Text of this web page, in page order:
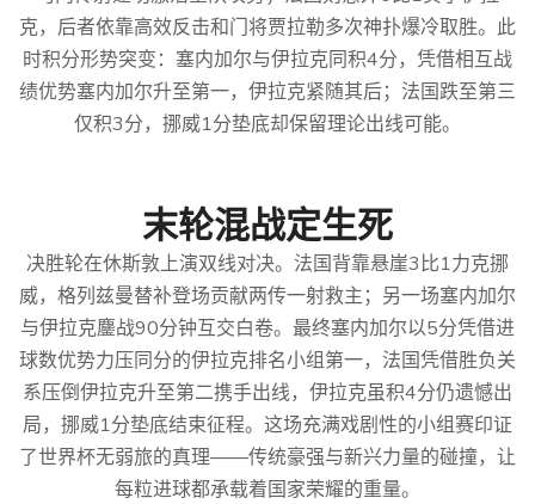
克，后者依靠高效反击和门将贾拉勒多次神扑爆冷取胜。此
时积分形势突变：塞内加尔与伊拉克同积4分，凭借相互战
绩优势塞内加尔升至第一，伊拉克紧随其后；法国跌至第三
仅积3分，挪威1分垫底却保留理论出线可能。
末轮混战定生死
决胜轮在休斯敦上演双线对决。法国背靠悬崖3比1力克挪
威，格列兹曼替补登场贡献两传一射救主；另一场塞内加尔
与伊拉克鏖战90分钟互交白卷。最终塞内加尔以5分凭借进
球数优势力压同分的伊拉克排名小组第一，法国凭借胜负关
系压倒伊拉克升至第二携手出线，伊拉克虽积4分仍遗憾出
局，挪威1分垫底结束征程。这场充满戏剧性的小组赛印证
了世界杯无弱旅的真理——传统豪强与新兴力量的碰撞，让
每粒进球都承载着国家荣耀的重量。